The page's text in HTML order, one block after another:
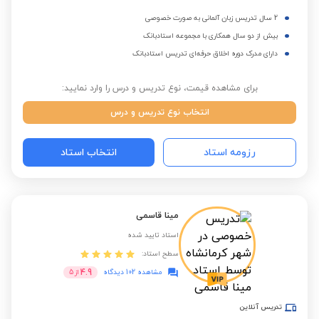
2 سال تدریس زبان آلمانی به صورت خصوصی
بیش از دو سال همکاری با مجموعه استادبانک
دارای مدرک دوره اخلاق حرفه‌ای تدریس استادبانک
برای مشاهده قیمت، نوع تدریس و درس را وارد نمایید:
انتخاب نوع تدریس و درس
رزومه استاد انتخاب استاد
مینا قاسمی
استاد تایید شده
سطح استاد:
مشاهده 102 دیدگاه
4.9 از 5
تدریس آنلاین